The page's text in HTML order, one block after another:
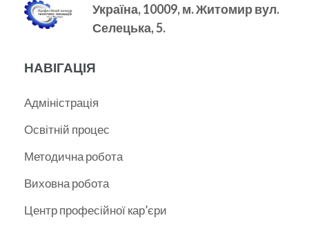
Україна, 10009, м.Житомир вул.
Селецька, 5.
НАВІГАЦІЯ
Адміністрація
Освітній процес
Методична робота
Виховна робота
Центр професійної кар’єри